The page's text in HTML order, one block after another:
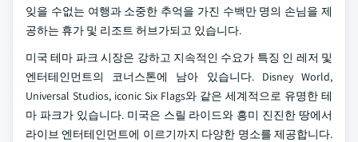
잊을 수없는 여행과 소중한 추억을 가진 수백만 명의 손님을 제
공하는 휴가 및 리조트 허브가되고 있습니다.
미국 테마 파크 시장은 강하고 지속적인 수요가 특징 인 레저 및
엔터테인먼트의 코너스톤에 남아 있습니다. Disney World,
Universal Studios, iconic Six Flags와 같은 세계적으로 유명한 테
마 파크가 있습니다. 미국은 스릴 라이드와 흥미 진진한 땅에서
라이브 엔터테인먼트에 이르기까지 다양한 명소를 제공합니다.